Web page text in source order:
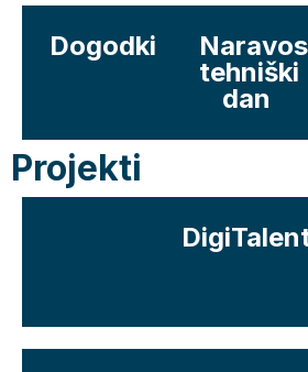
Dogodki
tehniški
dan
Projekti